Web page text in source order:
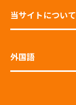
当サイトについて
外国語